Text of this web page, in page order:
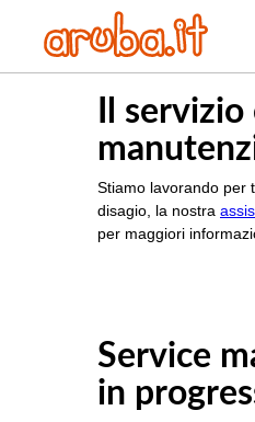
Il servizio
Stiamo lavorando per
disagio, la nostra
per maggiori
Service
in